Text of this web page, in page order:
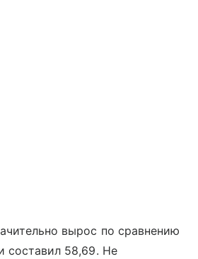
вырос по сравнению
58,69. Не